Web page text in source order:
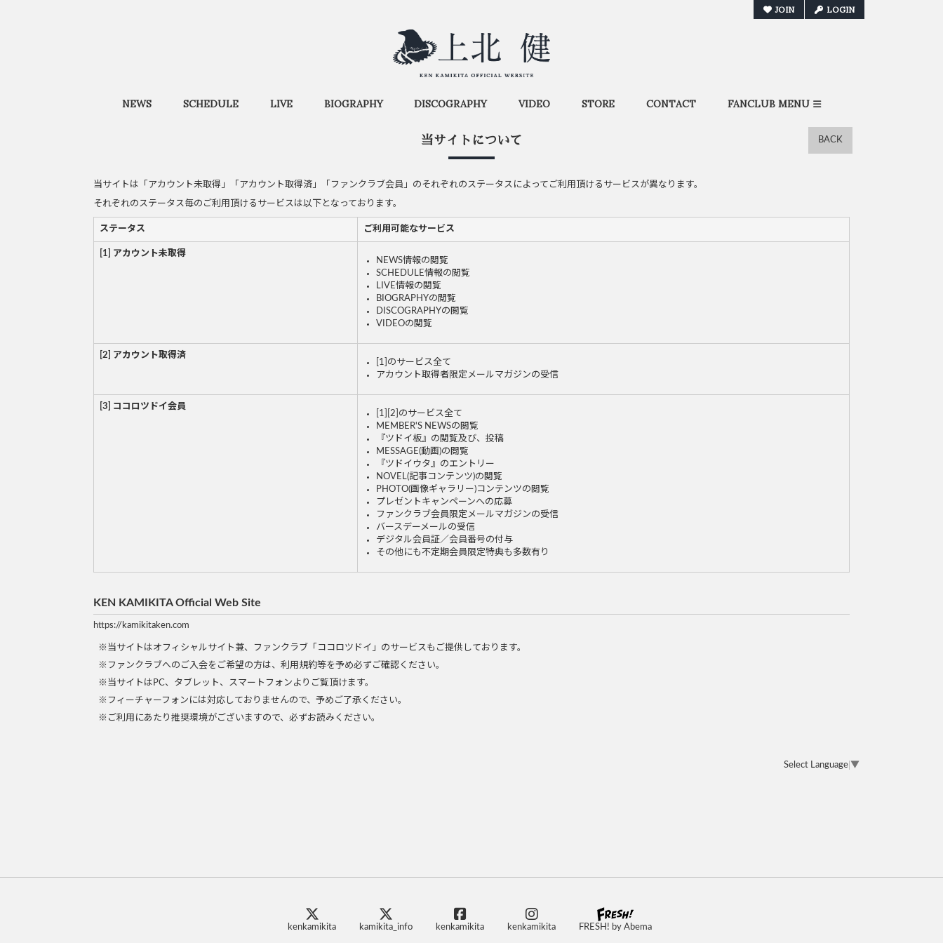
NEWS SCHEDULE LIVE BIOGRAPHY DISCOGRAPHY VIDEO STORE CONTACT FANCLUB MENU
JOIN LOGIN
当サイトについて BACK
当サイトは「アカウント未取得」「アカウント取得済」「ファンクラブ会員」のそれぞれのステータスによってご利用頂けるサービスが異なります。
それぞれのステータス毎のご利用頂けるサービスは以下となっております。
ステータス ご利用可能なサービス
[1] アカウント未取得
NEWS情報の閲覧
SCHEDULE情報の閲覧
LIVE情報の閲覧
BIOGRAPHYの閲覧
DISCOGRAPHYの閲覧
VIDEOの閲覧
[2] アカウント取得済
[1]のサービス全て
アカウント取得者限定メールマガジンの受信
[3] ココロツドイ会員
[1][2]のサービス全て
MEMBER'S NEWSの閲覧
『ツドイ板』の閲覧及び、投稿
MESSAGE(動画)の閲覧
『ツドイウタ』のエントリー
NOVEL(記事コンテンツ)の閲覧
PHOTO(画像ギャラリー)コンテンツの閲覧
プレゼントキャンペーンへの応募
ファンクラブ会員限定メールマガジンの受信
バースデーメールの受信
デジタル会員証／会員番号の付与
その他にも不定期会員限定特典も多数有り
KEN KAMIKITA Official Web Site
https://kamikitaken.com
※当サイトはオフィシャルサイト兼、ファンクラブ「ココロツドイ」のサービスもご提供しております。
※ファンクラブへのご入会をご希望の方は、利用規約等を予め必ずご確認ください。
※当サイトはPC、タブレット、スマートフォンよりご覧頂けます。
※フィーチャーフォンには対応しておりませんので、予めご了承ください。
※ご利用にあたり推奨環境がございますので、必ずお読みください。
Select Language ▼
kenkamikita kamikita_info kenkamikita kenkamikita FRESH! by Abema